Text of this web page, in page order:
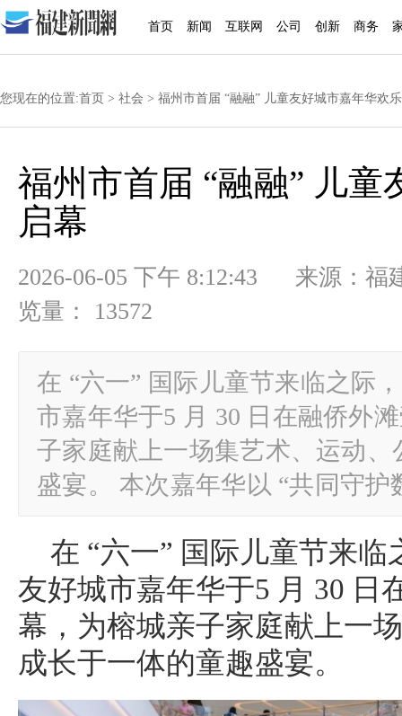
首页 新闻 互联网 公司 创新 商务
您现在的位置:首页 > 社会 > 福州市首届 “融融” 儿童友好城市嘉年华欢
福州市首届 “融融” 儿
启幕
2026-06-05 下午 8:12:43 来源：
览量： 13572
在 “六一” 国际儿童节来临之际
市嘉年华于5 月 30 日在融侨外
子家庭献上一场集艺术、运动
盛宴。 本次嘉年华以 “共同守
在 “六一” 国际儿童节来临
友好城市嘉年华于5 月 30 日
幕，为榕城亲子家庭献上一
成长于一体的童趣盛宴。